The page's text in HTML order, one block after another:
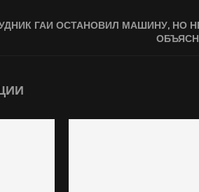
ГАИ ОСТАНОВИЛ МАШИНУ, НО